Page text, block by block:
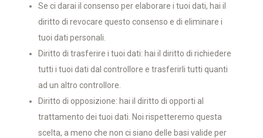
Se ci darai il consenso per elaborare i tuoi dati, hai il
diritto di revocare questo consenso e di eliminare i
tuoi dati personali.
Diritto di trasferire i tuoi dati: hai il diritto di richiedere
tutti i tuoi dati dal controllore e trasferirli tutti quanti
ad un altro controllore.
Diritto di opposizione: hai il diritto di opporti al
trattamento dei tuoi dati. Noi rispetteremo questa
scelta, a meno che non ci siano delle basi valide per